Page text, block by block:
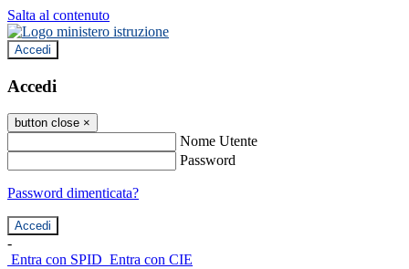
Salta al contenuto
Accedi
Accedi
button close ×
Nome Utente
Password
Password dimenticata?
-
Entra con SPID Entra con CIE